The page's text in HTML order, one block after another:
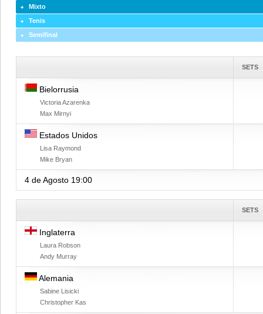
Mixto
Tenis
Semifinal
SETS
Bielorrusia
Victoria Azarenka
Max Mirnyi
Estados Unidos
Lisa Raymond
Mike Bryan
4 de Agosto 19:00
SETS
Inglaterra
Laura Robson
Andy Murray
Alemania
Sabine Lisicki
Christopher Kas